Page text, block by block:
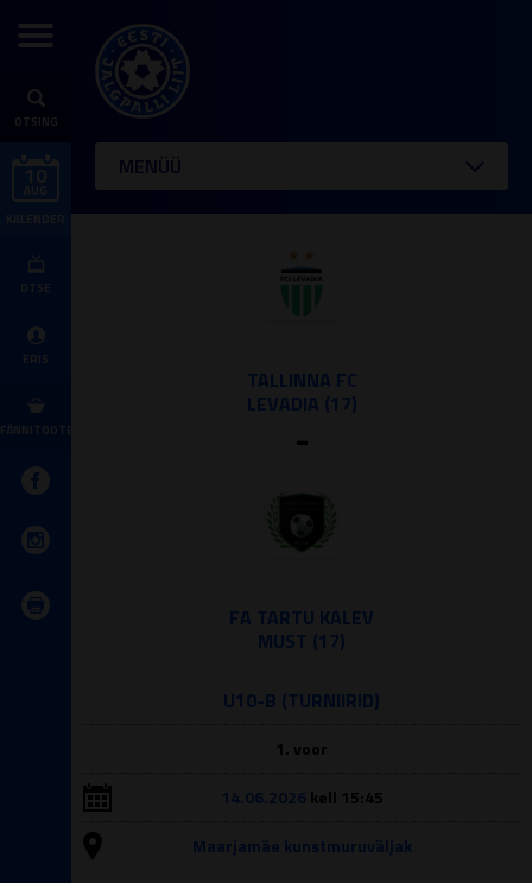
OTSING
OTSE
ERIS
FÄNNITOOTED
MENÜÜ
TALLINNA FC
LEVADIA (17)
-
FA TARTU KALEV
MUST (17)
U10-B (TURNIIRID)
1. voor
14.06.2026 kell 15:45
Maarjamäe kunstmuruväljak